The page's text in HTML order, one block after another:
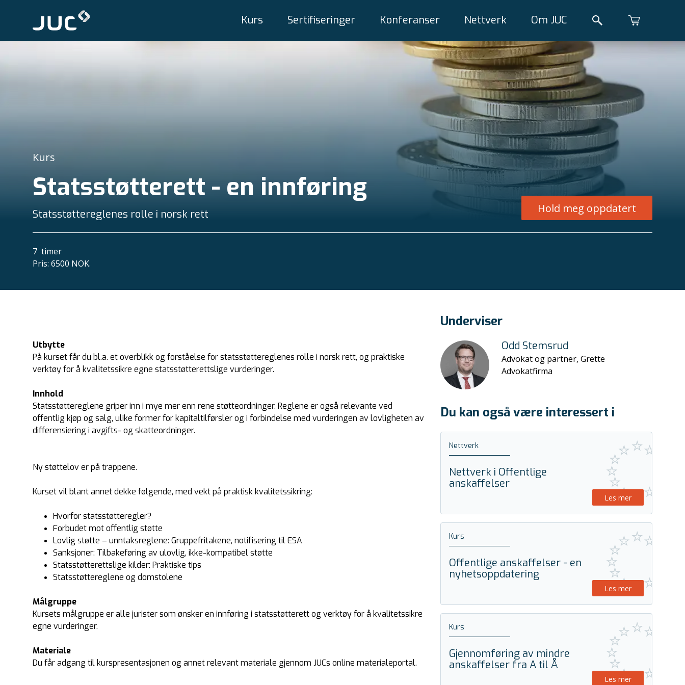
Kurs Sertifiseringer Konferanser Nettverk Om JUC
Kurs
Statsstøtterett - en innføring
Statsstøttereglenes rolle i norsk rett Hold meg oppdatert
7 timer
Pris: 6500 NOK.
Underviser
Odd Stemsrud
Advokat og partner, Grette
Advokatfirma
Du kan også være interessert i
Nettverk
Nettverk i Offentlige
anskaffelser
Les mer
Kurs
Offentlige anskaffelser - en
nyhetsoppdatering
Les mer
Kurs
Gjennomføring av mindre
anskaffelser fra A til Å
Les mer
Utbytte
På kurset får du bl.a. et overblikk og forståelse for statsstøttereglenes rolle i norsk rett, og praktiske
verktøy for å kvalitetssikre egne statsstøtterettslige vurderinger.
Innhold
Statsstøttereglene griper inn i mye mer enn rene støtteordninger. Reglene er også relevante ved
offentlig kjøp og salg, ulike former for kapitaltilførsler og i forbindelse med vurderingen av lovligheten av
differensiering i avgifts- og skatteordninger.
Ny støttelov er på trappene.
Kurset vil blant annet dekke følgende, med vekt på praktisk kvalitetssikring:
Hvorfor statsstøtteregler?
Forbudet mot offentlig støtte
Lovlig støtte – unntaksreglene: Gruppefritakene, notifisering til ESA
Sanksjoner: Tilbakeføring av ulovlig, ikke-kompatibel støtte
Statsstøtterettslige kilder: Praktiske tips
Statsstøttereglene og domstolene
Målgruppe
Kursets målgruppe er alle jurister som ønsker en innføring i statsstøtterett og verktøy for å kvalitetssikre
egne vurderinger.
Materiale
Du får adgang til kurspresentasjonen og annet relevant materiale gjennom JUCs online materialeportal.